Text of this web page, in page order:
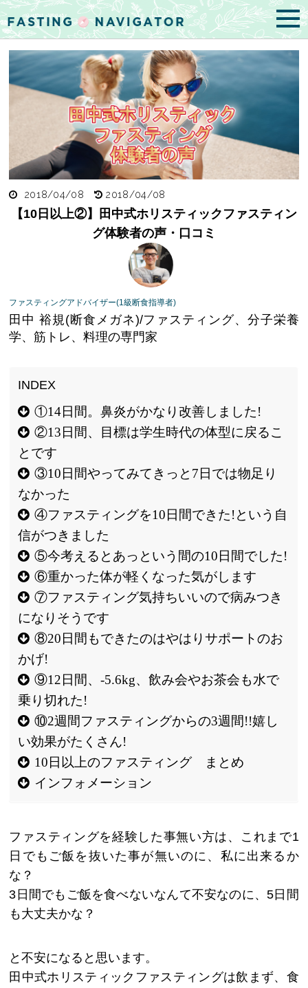
2018/04/08 2018/04/08
【10日以上②】田中式ホリスティックファスティン
グ体験者の声・口コミ
ファスティングアドバイザー(1級断食指導者)
田中 裕規(断食メガネ)/ファスティング、分子栄養
学、筋トレ、料理の専門家
①14日間。鼻炎がかなり改善しました!
②13日間、目標は学生時代の体型に戻るこ
とです
③10日間やってみてきっと7日では物足り
なかった
④ファスティングを10日間できた!という自
信がつきました
⑤今考えるとあっという間の10日間でした!
⑥重かった体が軽くなった気がします
⑦ファスティング気持ちいいので病みつき
になりそうです
⑧20日間もできたのはやはりサポートのお
かげ!
⑨12日間、-5.6kg、飲み会やお茶会も水で
乗り切れた!
⑩2週間ファスティングからの3週間!!嬉し
い効果がたくさん!
10日以上のファスティング まとめ
インフォメーション
ファスティングを経験した事無い方は、これまで1
日でもご飯を抜いた事が無いのに、私に出来るか
な？
3日間でもご飯を食べないなんて不安なのに、5日間
も大丈夫かな？
と不安になると思います。
田中式ホリスティックファスティングは飲まず、食